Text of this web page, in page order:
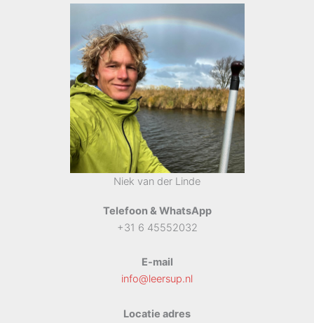
Niek van der Linde
Telefoon & WhatsApp
+31 6 45552032
E-mail
info@leersup.nl
Locatie adres